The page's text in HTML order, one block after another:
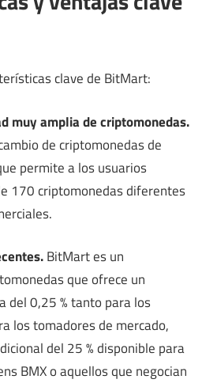
clave de BitMart:
muy amplia de criptomonedas.
de criptomonedas de
permite a los usuarios
170 criptomonedas diferentes
BitMart es un
que ofrece un
del 0,25 % tanto para los
los tomadores de mercado,
del 25 % disponible para
BMX o aquellos que negocian